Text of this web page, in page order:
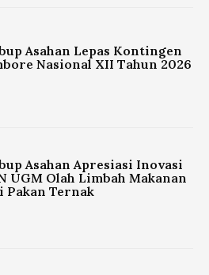
Asahan Lepas Kontingen
Nasional XII Tahun 2026
Asahan Apresiasi Inovasi
UGM Olah Limbah Makanan
Pakan Ternak